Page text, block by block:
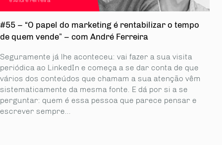
#55 – “O papel do marketing é rentabilizar o tempo
de quem vende” – com André Ferreira
Seguramente já lhe aconteceu: vai fazer a sua visita
periódica ao LinkedIn e começa a se dar conta de que
vários dos conteúdos que chamam a sua atenção vêm
sistematicamente da mesma fonte. E dá por si a se
perguntar: quem é essa pessoa que parece pensar e
escrever sempre...